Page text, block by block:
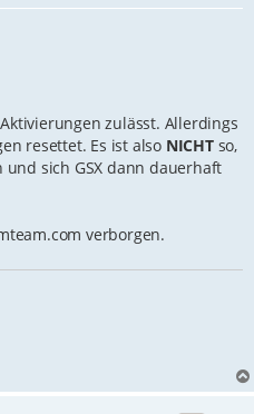
zulässt. Allerdings
resettet. Es ist also NICHTso,
sich GSX dann dauerhaft
verborgen.